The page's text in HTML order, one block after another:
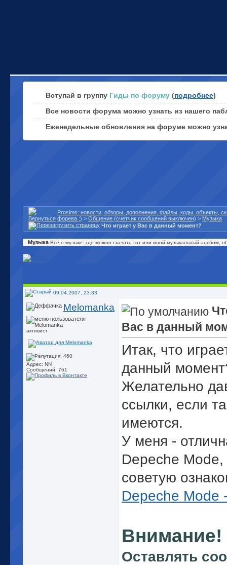
Вступай в группу Гиды по форуму (подробнее)
Все новости форума можно узнать из нашего
Еженедельные обновления на форуме можно
Prosims: новости, обзоры, дополнения, файлы, коды, объекты,
форева ;) > Общение (счетчик сообщений выключен) > Музыка
Что играет у Вас в данный момент?
Музыка Все о музыке: где можно скачать тот или иной музыкальный альбом,
09.04.2007, 23:33
Melomanka
активист
Адрес: NN
Сообщений: 761
Вас в данный
Итак, что
данный
Желательно
ссылки, если
имеются.
У меня -
Depeche Mode,
советую
Depeche Mode
Внимание!
Оставлять